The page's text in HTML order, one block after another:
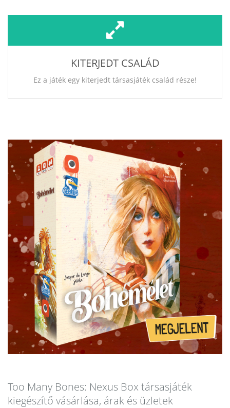
KITERJEDT CSALÁD
Ez a játék egy kiterjedt társasjáték család része!
Too Many Bones: Nexus Box társasjáték
kiegészítő vásárlása, árak és üzletek